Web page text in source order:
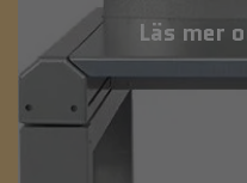
Läs mer